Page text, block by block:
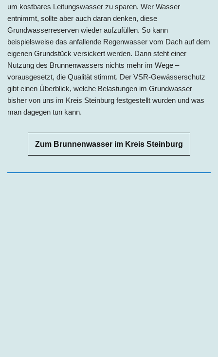
um kostbares Leitungswasser zu sparen. Wer Wasser
entnimmt, sollte aber auch daran denken, diese
Grundwasserreserven wieder aufzufüllen. So kann
beispielsweise das anfallende Regenwasser vom Dach auf dem
eigenen Grundstück versickert werden. Dann steht einer
Nutzung des Brunnenwassers nichts mehr im Wege –
vorausgesetzt, die Qualität stimmt. Der VSR-Gewässerschutz
gibt einen Überblick, welche Belastungen im Grundwasser
bisher von uns im Kreis Steinburg festgestellt wurden und was
man dagegen tun kann.
Zum Brunnenwasser im Kreis Steinburg